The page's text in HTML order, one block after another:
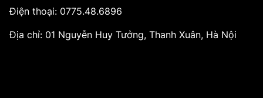
Điện thoại: 0775.48.6896
Địa chỉ: 01 Nguyễn Huy Tưởng, Thanh Xuân, Hà Nội